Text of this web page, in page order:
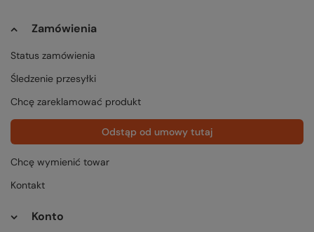
Zamówienia
Status zamówienia
Śledzenie przesyłki
Chcę zareklamować produkt
Odstąp od umowy tutaj
Chcę wymienić towar
Kontakt
Konto